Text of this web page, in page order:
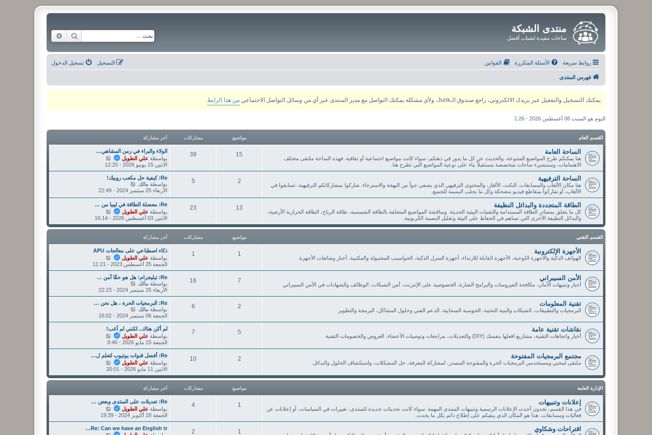
منتدى الشبكة
ساحات مفيدة لشباب أفضل بحث
روابط سريعة الأسئلة المتكررة القوانين تسجيل الدخول التسجيل
فهرس المنتدى
يمكنك التسجيل والتفعيل عبر بريدك الالكتروني، راجع صندوق الـJunk، ولأي مشكلة يمكنك التواصل مع مدير المنتدى عبر أي من وسائل التواصل الاجتماعي من هذا الرابط
اليوم هو السبت 08 أغسطس 2026 - 1:26
القسم العام مواضيع مشاركات آخر مشاركة
الساحة العامة
هنا يمكنكم طرح المواضيع المتنوعة، والحديث عن كل ما يدور في ذهنكم، سواء كانت مواضيع اجتماعية أو ثقافية. فهذه الساحة ملتقى مختلف
الاهتمامات، وسننشيء ساحات متخصصة مستقبلاً بناء على نوعية المواضيع التي تطرح هنا.
15
39
الولاء والبراء في زمن المشاهي…
بواسطة علي الطويل
ا
ه
خ
ش
ر
ك
الاثنين 15 يونيو 2026 - 12:20
الساحة الترفيهية
هنا مكان الألعاب والمسابقات، النكت، الألغاز، والمحتوى الترفيهي الذي يضفي جواً من البهجة والاسترخاء. شاركوا بمشاركاتكم الترفيهية، تسابقوا في
الألعاب، أو شاركوا بمقاطع فيديو مضحكة وكل ما يجلب البسمة للجميع.
2
5
Re: كيفية حل مكعب روبيك!
بواسطة مالك
د
خ
ر
م
ك
ة
الأربعاء 25 سبتمبر 2024 - 22:49
الطاقة المتجددة والبدائل النظيفة
كل ما يتعلق بمصادر الطاقة المستدامة والتقنيات البيئية الحديثة. ومناقشة المواضيع المتعلقة بالطاقة الشمسية، طاقة الرياح، الطاقة الحرارية الأرضية،
والبدائل النظيفة الأخرى التي تساهم في الحفاظ على البيئة وتقليل البصمة الكربونية.
13
23
Re: معضلة الطاقة في ليبيا من …
بواسطة علي الطويل
ا
ه
د
ر
ش
ا
ك
ة
الاثنين 03 أغسطس 2026 - 16:14
القسم التقني مواضيع مشاركات آخر مشاركة
الأجهزة الإلكترونية
الهواتف الذكية والأجهزة اللوحية، الأجهزة القابلة للارتداء، أجهزة المنزل الذكية، الحواسيب المحمولة والمكتبية، أخبار وشائعات الأجهزة.
1
1
ذكاء اصطناعي على معالجات APU
بواسطة علي الطويل
ا
ه
د
آ
خ
ر
م
ش
ا
الجمعة 25 أغسطس 2023 - 11:21
الأمن السيبراني
أخبار وتنبيهات الأمان، مكافحة الفيروسات والبرامج الضارة، الخصوصية على الإنترنت، أمن الشبكات، الوظائف والشهادات في الأمن السيبراني
7
16
Re: تيليجرام: هل هو حقًا آمن …
بواسطة مالك
ه
د
خ
ر
ش
ا
ر
ة
الأربعاء 25 سبتمبر 2024 - 22:23
تقنية المعلومات
البرمجيات والتطبيقات، الشبكات والبنية التحتية، الحوسبة السحابية، الدعم الفني وحلول المشاكل، البرمجة والتطوير
2
6
Re: البرمجيات الحرة ، هل نحن …
بواسطة مالك
ه
د
خ
ش
ا
ر
ك
الجمعة 06 سبتمبر 2024 - 16:02
نقاشات تقنية عامة
أخبار واتجاهات التقنية، مشاريع افعلها بنفسك (DIY) والتعديلات، مراجعات وتوصيات الأعضاء، العروض والخصومات التقنية
5
7
لم أكن هناك.. لكنني لم أغب!
بواسطة علي الطويل
ه
د
م
ك
الجمعة 15 مايو 2026 - 9:46
مجتمع البرمجيات المفتوحة
ملتقى لمحبي ومستخدمي البرمجيات الحرة والمفتوحة المصدر، لمشاركة المعرفة، حل المشكلات، واستكشاف الحلول والبدائل.
2
10
Re: أفضل قنوات يوتيوب لتعلم ل…
بواسطة علي الطويل
ه
د
ر
ش
ا
ر
ك
الاثنين 11 مايو 2026 - 20:01
الإدارة العامة مواضيع مشاركات آخر مشاركة
إعلانات وتنبيهات
في هذا القسم، تجدون أحدث الإعلانات الرسمية وتنبيهات المنتدى المهمة. سواء كانت تحديثات جديدة للمنتدى، تغييرات في السياسات، أو إعلانات عن
فعاليات ومسابقات، هذا هو المكان الذي يبقيكم على إطلاع دائم بكل ما يحدث.
1
4
Re: تعديلات على المنتدى وبعض …
بواسطة علي الطويل
ا
ه
د
الجمعة 18 أكتوبر 2024 - 19:39
اقتراحات وشكاوي 1
2
Re: Can we have an English tr…